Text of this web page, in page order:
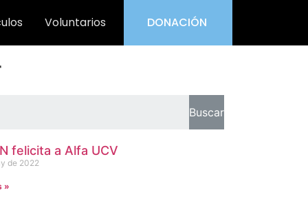
Voluntarios DONACIÓN
Buscar
felicita a Alfa UCV
de 2022
»